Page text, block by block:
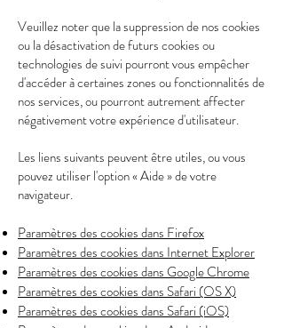
Veuillez noter que la suppression de nos cookies
ou la désactivation de futurs cookies ou
technologies de suivi pourront vous empêcher
d'accéder à certaines zones ou fonctionnalités de
nos services, ou pourront autrement affecter
négativement votre expérience d'utilisateur.
Les liens suivants peuvent être utiles, ou vous
pouvez utiliser l'option « Aide » de votre
navigateur.
Paramètres des cookies dans Firefox
Paramètres des cookies dans Internet Explorer
Paramètres des cookies dans Google Chrome
Paramètres des cookies dans Safari (OS X)
Paramètres des cookies dans Safari (iOS)